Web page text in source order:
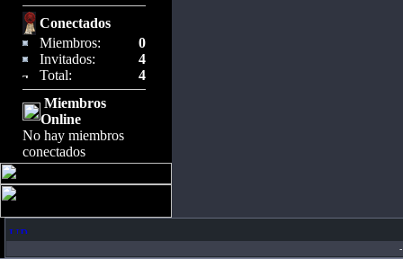
Conectados
Miembros:
0
Invitados:
4
Total:
4
Miembros
Online
No hay miembros
conectados